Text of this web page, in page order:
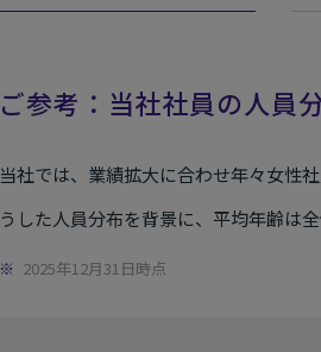
ご参考：当社社員の人員
当社では、業績拡大に合わせ年々女性
うした人員分布を背景に、平均年齢は
2025年12月31日時点